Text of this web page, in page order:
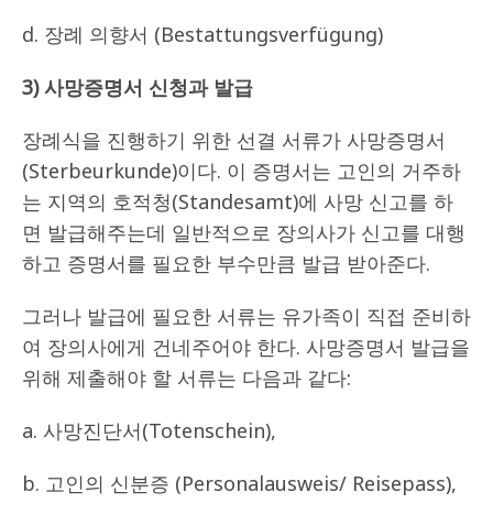
d. 장례 의향서 (Bestattungsverfügung)
3) 사망증명서 신청과 발급
장례식을 진행하기 위한 선결 서류가 사망증명서
(Sterbeurkunde)이다. 이 증명서는 고인의 거주하
는 지역의 호적청(Standesamt)에 사망 신고를 하
면 발급해주는데 일반적으로 장의사가 신고를 대행
하고 증명서를 필요한 부수만큼 발급 받아준다.
그러나 발급에 필요한 서류는 유가족이 직접 준비하
여 장의사에게 건네주어야 한다. 사망증명서 발급을
위해 제출해야 할 서류는 다음과 같다:
a. 사망진단서(Totenschein),
b. 고인의 신분증 (Personalausweis/ Reisepass),